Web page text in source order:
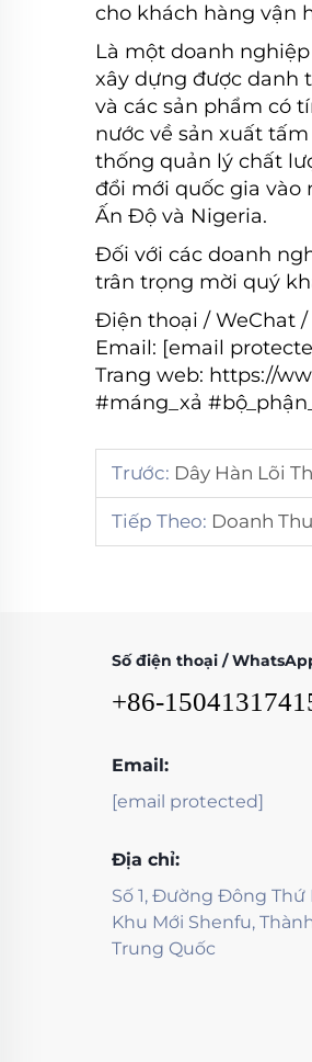
cho khách hàng vận
Là một doanh
xây dựng được danh
và các sản phẩm có
nước về sản xuất
thống quản lý chất
đổi mới quốc gia vào
Ấn Độ và Nigeria.
Đối với các doanh
trân trọng mời quý
Điện thoại / WeChat /
Email: [email
Trang web: https://
#máng_xả
Trước: Dây Hàn Lõi
Tiếp Theo: Doanh Thu
Số điện thoại /
+86-
Email:
[email protected]
Địa chỉ:
Số 1, Đường Đông
Khu Mới Shenfu,
Trung Quốc